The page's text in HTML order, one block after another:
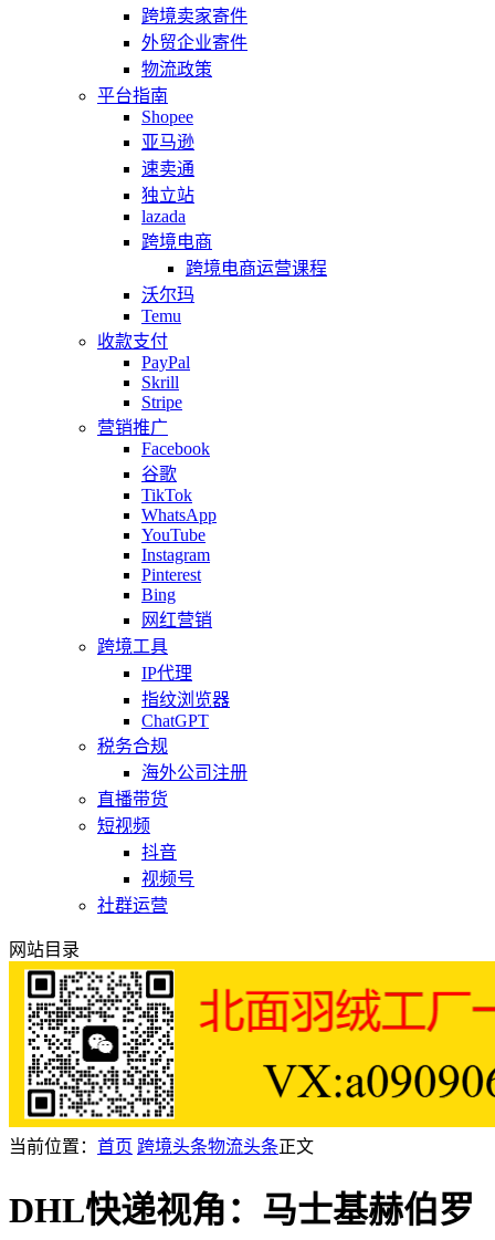
跨境卖家寄件
外贸企业寄件
物流政策
平台指南
Shopee
亚马逊
速卖通
独立站
lazada
跨境电商
跨境电商运营课程
沃尔玛
Temu
收款支付
PayPal
Skrill
Stripe
营销推广
Facebook
谷歌
TikTok
WhatsApp
YouTube
Instagram
Pinterest
Bing
网红营销
跨境工具
IP代理
指纹浏览器
ChatGPT
税务合规
海外公司注册
直播带货
短视频
抖音
视频号
社群运营
网站目录
当前位置： 首页 跨境头条物流头条正文
DHL快递视角：马士基赫伯罗